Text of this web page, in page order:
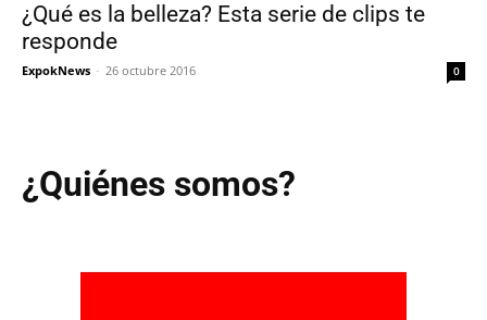
¿Qué es la belleza? Esta serie de clips te
responde
ExpokNews - 26 octubre 2016 0
¿Quiénes somos?